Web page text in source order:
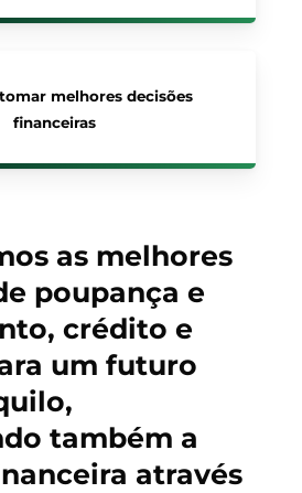
melhores decisões
financeiras
as melhores
poupança e
crédito e
um futuro
também a
através